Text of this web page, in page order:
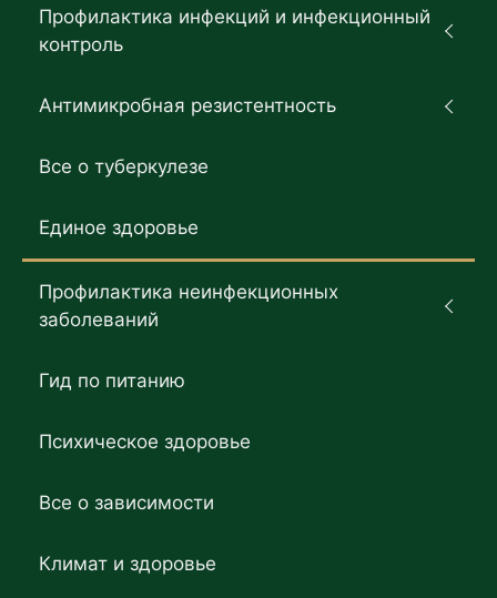
Профилактика инфекций и инфекционный
контроль
Антимикробная резистентность
Все о туберкулезе
Единое здоровье
Профилактика неинфекционных
заболеваний
Гид по питанию
Психическое здоровье
Все о зависимости
Климат и здоровье